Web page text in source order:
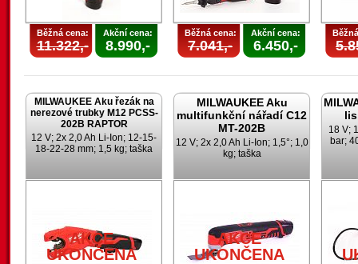
Běžná cena:
11.322,-
Akční cena:
8.990,-
Běžná cena:
7.041,-
Akční cena:
6.450,-
MILWAUKEE Aku řezák na
nerezové trubky M12 PCSS-
202B RAPTOR
12 V; 2x 2,0 Ah Li-Ion; 12-15-
18-22-28 mm; 1,5 kg; taška
AKCE
UKONČENA
MILWAUKEE Aku
multifunkční nářadí C12
MT-202B
12 V; 2x 2,0 Ah Li-Ion; 1,5°; 1,0
kg; taška
AKCE
UKONČENA
18 V;
bar;